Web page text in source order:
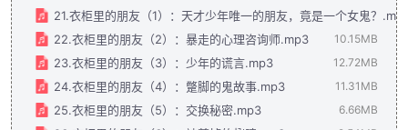
21.衣柜里的朋友（1）：天才少年唯一的朋友，竟是一个女鬼？
22.衣柜里的朋友（2）：暴走的心理咨询师.mp3
10.15MB
23.衣柜里的朋友（3）：少年的谎言.mp3 12.72MB
24.衣柜里的朋友（4）：蹩脚的鬼故事.mp3 11.31MB
25.衣柜里的朋友（5）：交换秘密.mp3 6.66MB